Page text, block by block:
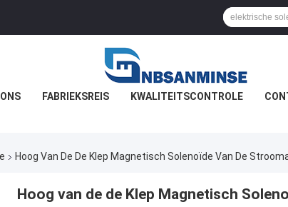
FABRIEKSREIS KWALITEITSCONTROLE
Hoog Van De De Klep Magnetisch Solenoïde Van De
Hoog van de de Klep Magnetisch